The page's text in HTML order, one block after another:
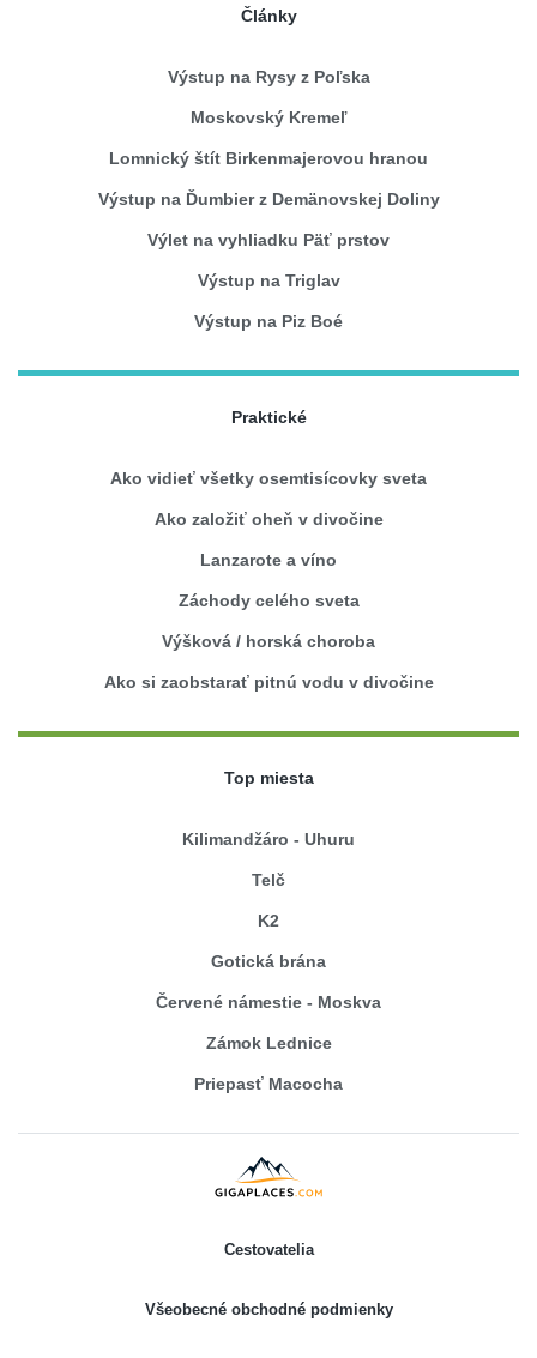
Články
Výstup na Rysy z Poľska
Moskovský Kremeľ
Lomnický štít Birkenmajerovou hranou
Výstup na Ďumbier z Demänovskej Doliny
Výlet na vyhliadku Päť prstov
Výstup na Triglav
Výstup na Piz Boé
Praktické
Ako vidieť všetky osemtisícovky sveta
Ako založiť oheň v divočine
Lanzarote a víno
Záchody celého sveta
Výšková / horská choroba
Ako si zaobstarať pitnú vodu v divočine
Top miesta
Kilimandžáro - Uhuru
Telč
K2
Gotická brána
Červené námestie - Moskva
Zámok Lednice
Priepasť Macocha
Cestovatelia
Všeobecné obchodné podmienky